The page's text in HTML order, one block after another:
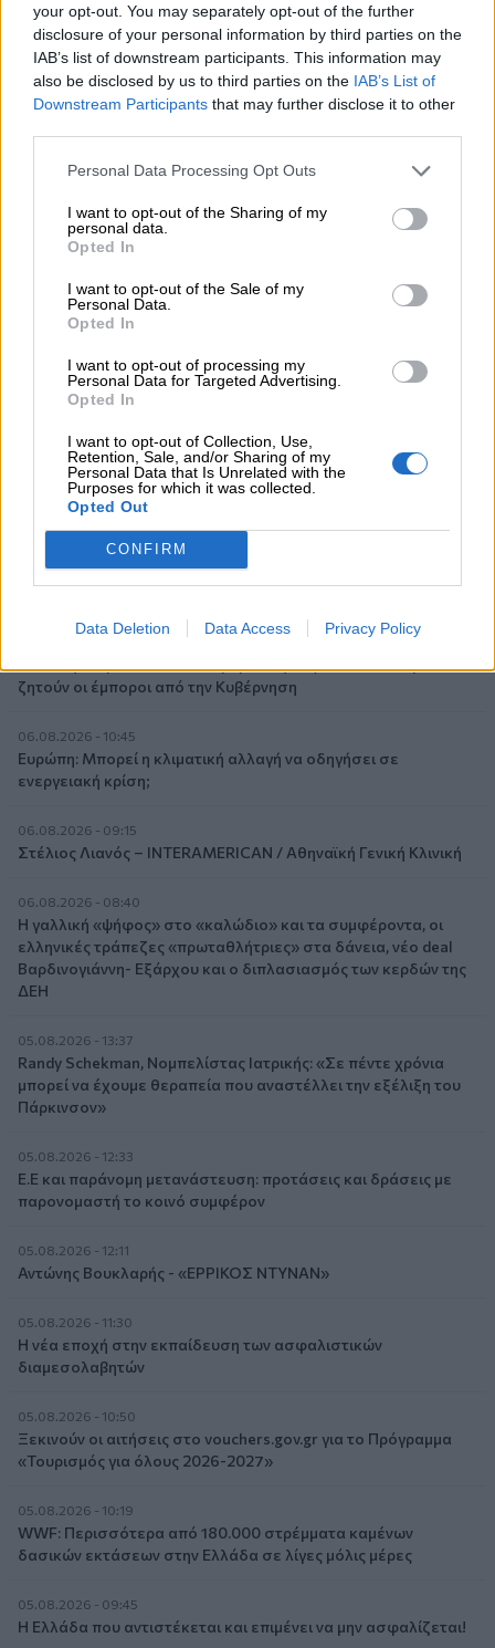
your opt-out. You may separately opt-out of the further
disclosure of your personal information by third parties on the
IAB’s list of downstream participants. This information may
also be disclosed by us to third parties on the IAB’s List of
Downstream Participants that may further disclose it to other
Personal Data Processing Opt Outs
I want to opt-out of the Sharing of my
personal data.
Opted In
I want to opt-out of the Sale of my
Personal Data.
Opted In
I want to opt-out of processing my
Personal Data for Targeted Advertising.
Opted In
I want to opt-out of Collection, Use,
Retention, Sale, and/or Sharing of my
Personal Data that Is Unrelated with the
Purposes for which it was collected.
Opted Out
CONFIRM
Data Deletion Data Access Privacy Policy
09:23
CrediaBank: Οικονομικά Αποτελέσματα A’ Εξαμήνου 2026 -
Υψηλοί ρυθμοί ανάπτυξης και νέα ρεκόρ επιδόσεων
κερδοφορίας των τραπεζών, η δυναμική επιστροφή της
06.08.2026 - 22:39
στο έργο του – Ποιος είναι ο Έλληνας χειρουργός Χρήστος
Κοντοβουνήσιος
06.08.2026 - 14:55
Μιχάλης Τάτσης, Insurance & Healthcare Analyst, διευθυντής
Επιχειρηματικής Ανάπτυξης Ομίλου HHG
06.08.2026 - 13:30
Όταν η επόμενη μέρα είναι στάχτη, τι θα πει ο Ασφαλιστικός
Διαμεσολαβητής στον πελάτη κλάδου υγείας;
06.08.2026 - 12:22
Kavita Patel - PhARMA Innovation Forum: Ένα στα πέντε
καινοτόμα φάρμακα φτάνει τελικά στην Ελλάδα
ζητούν οι έμποροι από την Κυβέρνηση
06.08.2026 - 10:45
Ευρώπη: Μπορεί η κλιματική αλλαγή να οδηγήσει σε
ενεργειακή κρίση;
06.08.2026 - 09:15
Στέλιος Λιανός – INTERAMERICAN / Αθηναϊκή Γενική Κλινική
06.08.2026 - 08:40
Η γαλλική «ψήφος» στο «καλώδιο» και τα συμφέροντα, οι
ελληνικές τράπεζες «πρωταθλήτριες» στα δάνεια, νέο deal
Βαρδινογιάννη- Εξάρχου και ο διπλασιασμός των κερδών της
ΔΕΗ
05.08.2026 - 13:37
Randy Schekman, Νομπελίστας Ιατρικής: «Σε πέντε χρόνια
μπορεί να έχουμε θεραπεία που αναστέλλει την εξέλιξη του
Πάρκινσον»
05.08.2026 - 12:33
Ε.Ε και παράνομη μετανάστευση: προτάσεις και δράσεις με
παρονομαστή το κοινό συμφέρον
05.08.2026 - 12:11
Αντώνης Βουκλαρής - «ΕΡΡΙΚΟΣ ΝΤΥΝΑΝ»
05.08.2026 - 11:30
Η νέα εποχή στην εκπαίδευση των ασφαλιστικών
διαμεσολαβητών
05.08.2026 - 10:50
Ξεκινούν οι αιτήσεις στο vouchers.gov.gr για το Πρόγραμμα
«Τουρισμός για όλους 2026-2027»
05.08.2026 - 10:19
WWF: Περισσότερα από 180.000 στρέμματα καμένων
δασικών εκτάσεων στην Ελλάδα σε λίγες μόλις μέρες
05.08.2026 - 09:45
Η Ελλάδα που αντιστέκεται και επιμένει να μην ασφαλίζεται!